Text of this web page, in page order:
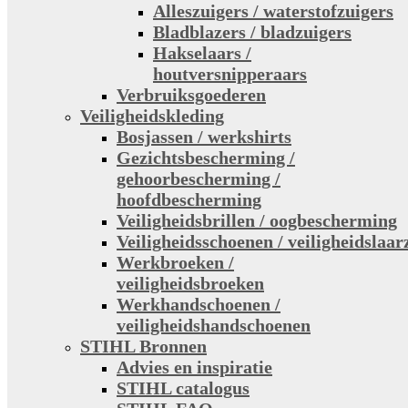
Alleszuigers / waterstofzuigers
Bladblazers / bladzuigers
Hakselaars /
houtversnipperaars
Verbruiksgoederen
Veiligheidskleding
Bosjassen / werkshirts
Gezichtsbescherming /
gehoorbescherming /
hoofdbescherming
Veiligheidsbrillen / oogbescherming
Veiligheidsschoenen /
Werkbroeken /
veiligheidsbroeken
Werkhandschoenen /
veiligheidshandschoenen
STIHL Bronnen
Advies en inspiratie
STIHL catalogus